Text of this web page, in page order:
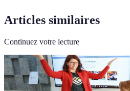
Articles similaires
Continuez votre lecture